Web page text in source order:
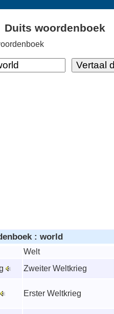
Duits woordenboek
: world
Welt
Zweiter Weltkrieg
Erster Weltkrieg